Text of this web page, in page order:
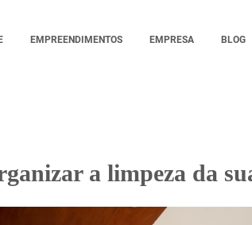
EMPREENDIMENTOS EMPRESA BLOG
a limpeza da